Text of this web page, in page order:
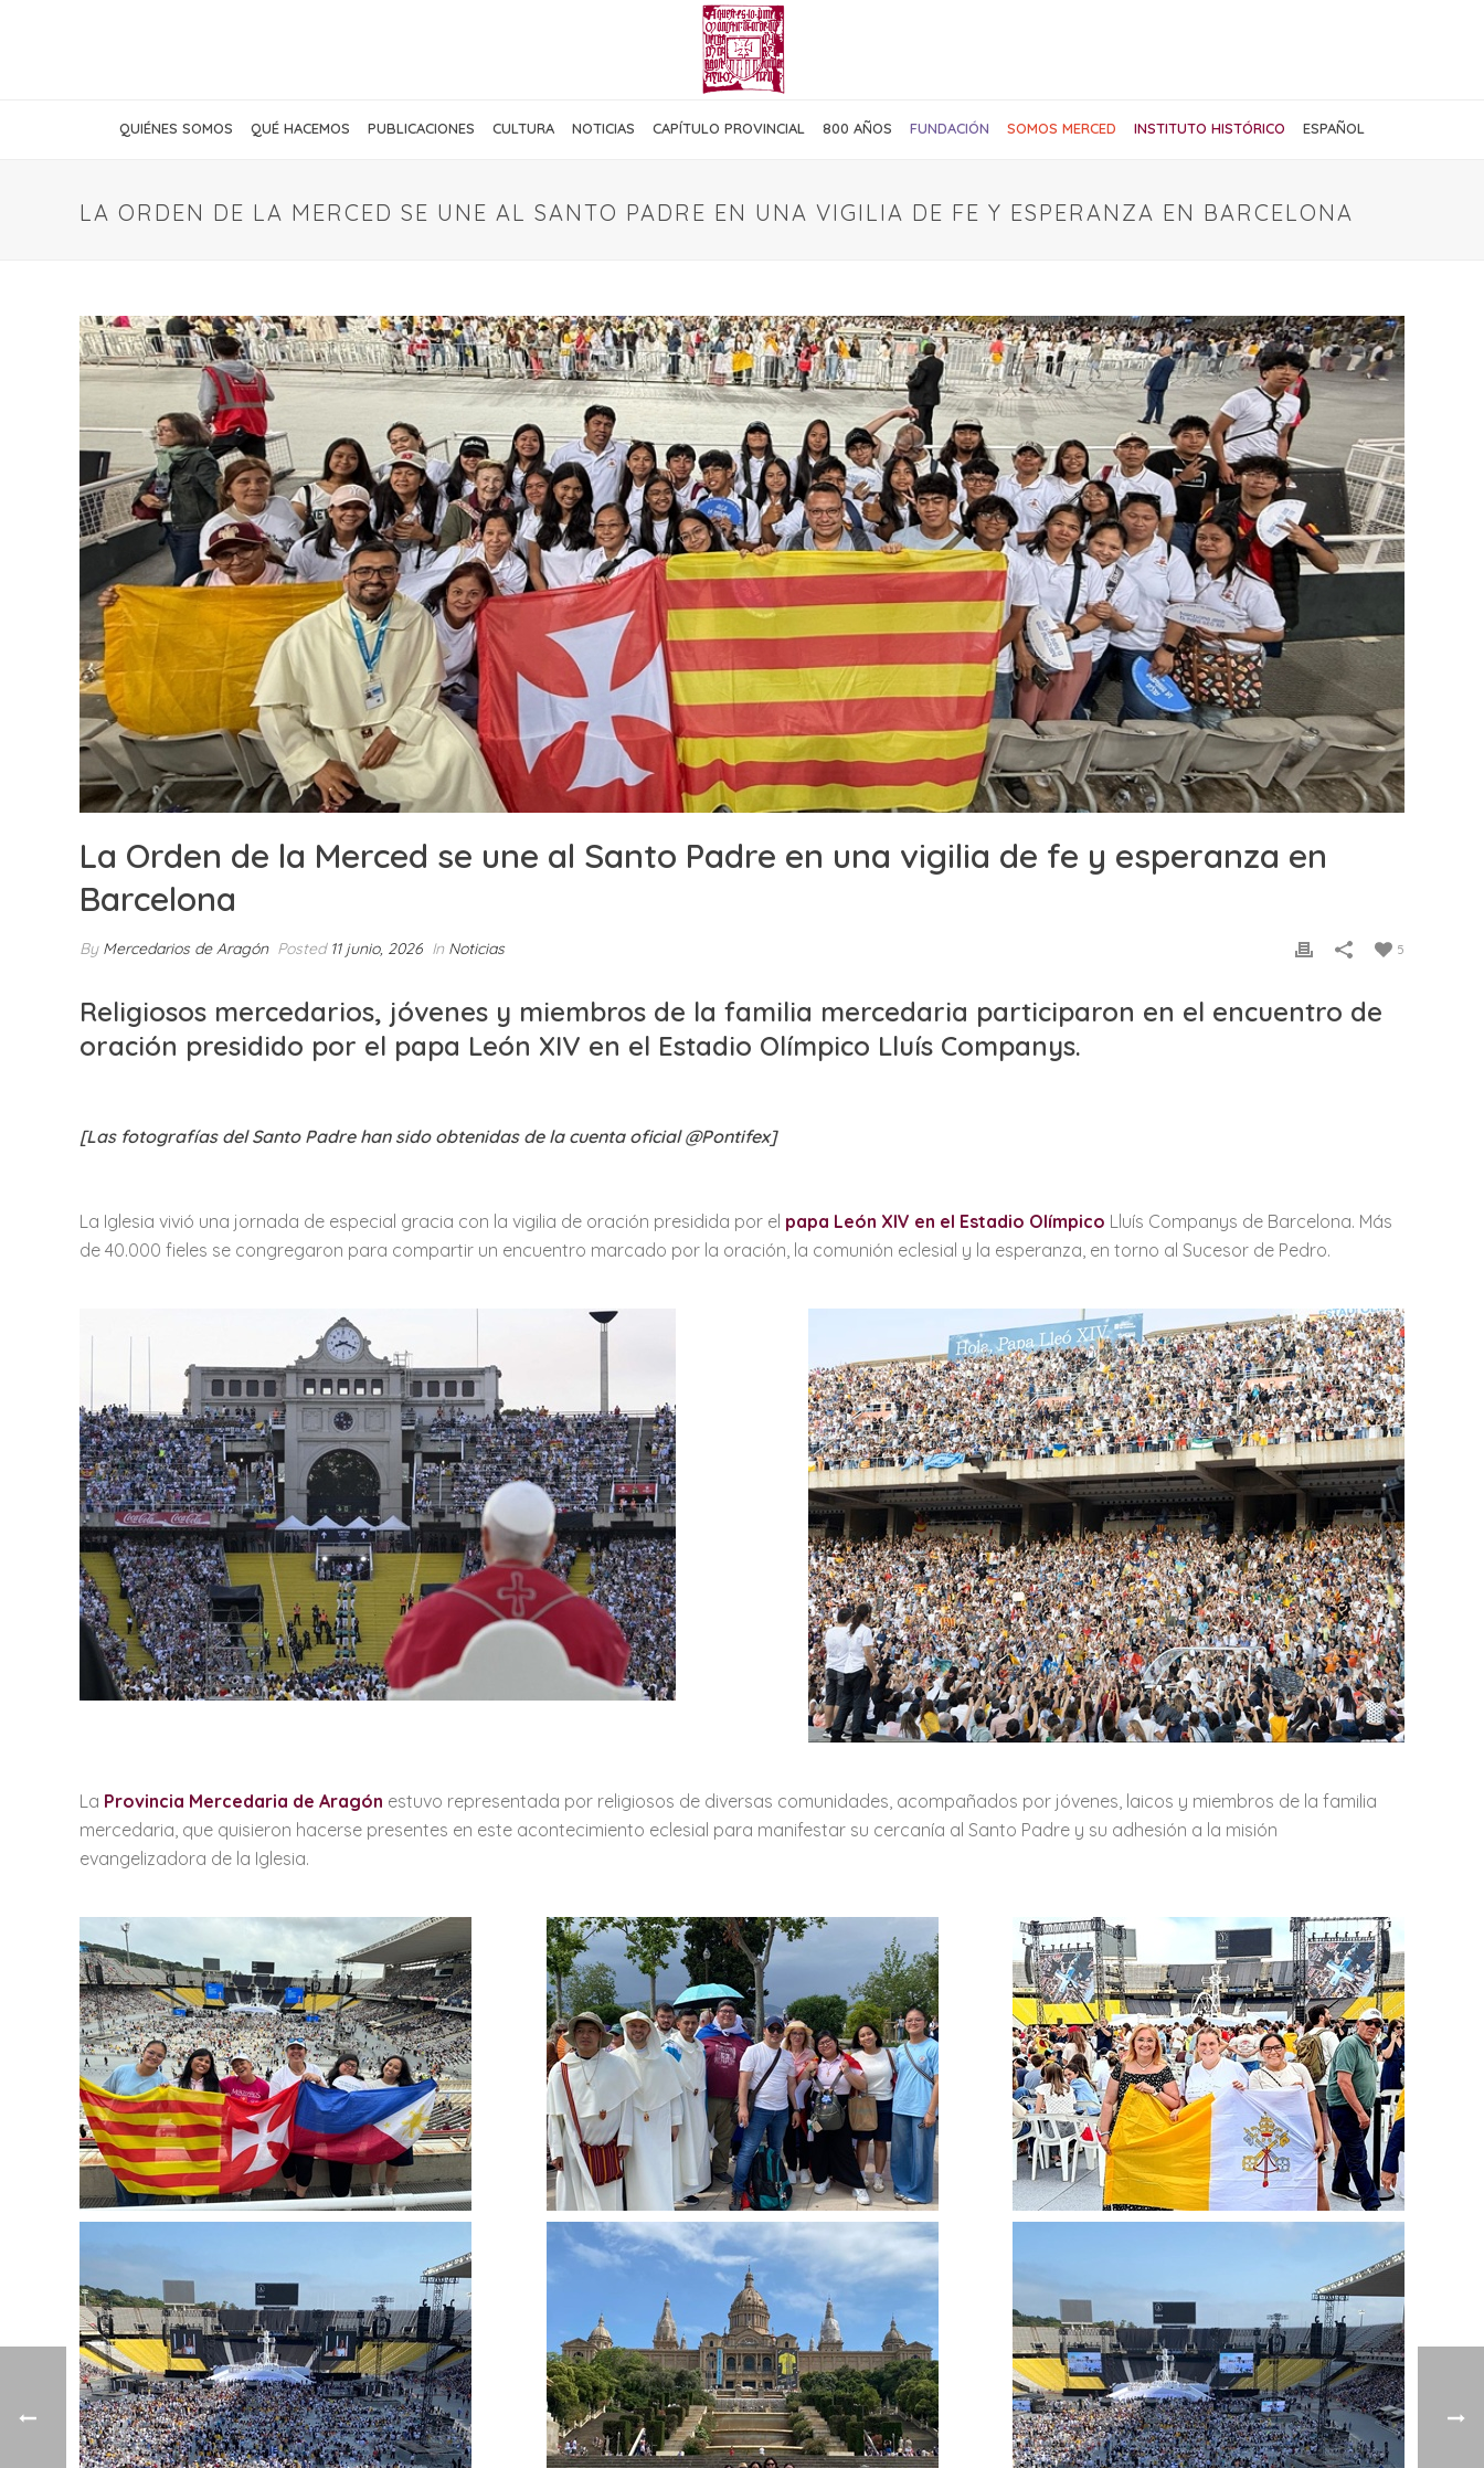
QUIÉNES SOMOS QUÉ HACEMOS PUBLICACIONES CULTURA NOTICIAS CAPÍTULO PROVINCIAL 800 AÑOS FUNDACIÓN SOMOS MERCED INSTITUTO HISTÓRICO ESPAÑOL
LA ORDEN DE LA MERCED SE UNE AL SANTO PADRE EN UNA VIGILIA DE FE Y ESPERANZA EN BARCELONA
La Orden de la Merced se une al Santo Padre en una vigilia de fe y esperanza en
Barcelona
By Mercedarios de Aragón Posted 11 junio, 2026 In Noticias 5
Religiosos mercedarios, jóvenes y miembros de la familia mercedaria participaron en el encuentro de
oración presidido por el papa León XIV en el Estadio Olímpico Lluís Companys.
[Las fotografías del Santo Padre han sido obtenidas de la cuenta oficial @Pontifex]
La Iglesia vivió una jornada de especial gracia con la vigilia de oración presidida por el papa León XIV en el Estadio Olímpico Lluís Companys de Barcelona. Más
de 40.000 fieles se congregaron para compartir un encuentro marcado por la oración, la comunión eclesial y la esperanza, en torno al Sucesor de Pedro.
La Provincia Mercedaria de Aragón estuvo representada por religiosos de diversas comunidades, acompañados por jóvenes, laicos y miembros de la familia
mercedaria, que quisieron hacerse presentes en este acontecimiento eclesial para manifestar su cercanía al Santo Padre y su adhesión a la misión
evangelizadora de la Iglesia.